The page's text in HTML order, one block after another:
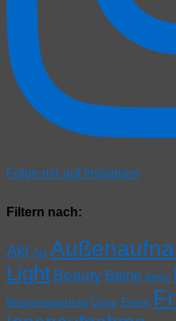
Folge mir auf Instagram
Filtern nach:
Akt Art
Light Beauty Beine Berlin
Businessportrait Cigar Event